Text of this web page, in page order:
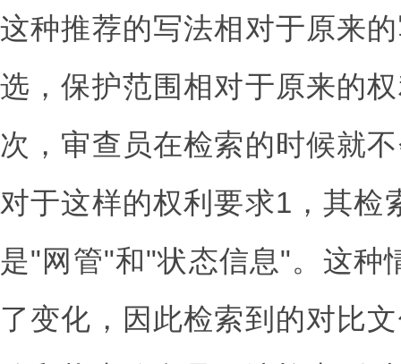
这种推荐的写法相对于原来
选，保护范围相对于原来的
次，审查员在检索的时候就
对于这样的权利要求1，其检
是"网管"和"状态信息"。这种
了变化，因此检索到的对比